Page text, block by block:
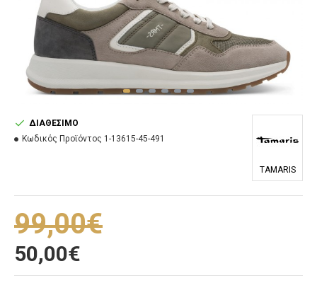
50,00€
99,00€
ΔΙΑΘΈΣΙΜΟ
Κωδικός Προϊόντος 1-13615-45-491
TAMARIS